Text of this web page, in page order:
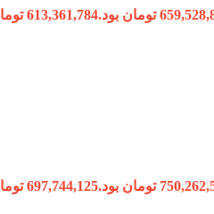
613,361,784
697,744,125